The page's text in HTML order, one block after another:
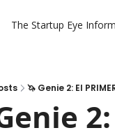
The Startup Eye
🦄 Genie 2: El